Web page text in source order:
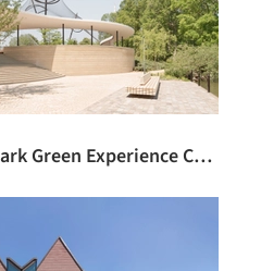
Parque Luisenpark Green Experience Center/ Bez+Kock Architekten